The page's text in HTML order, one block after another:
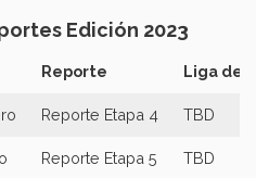
Edición 2023
Reporte Liga de
Reporte Etapa 4 TBD
Reporte Etapa 5 TBD